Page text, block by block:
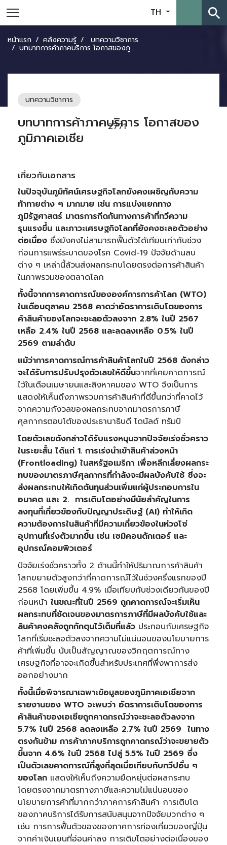
TH search
หน้าแรก คลังความรู้ บทความวิชาการ
บทบาทการค้าภาคบริการ โอกาสของภูมิภาคเอเชีย
บทความวิชาการ
2771
บทบาทการค้าภาคบริการ โอกาสของ
ภูมิภาคเอเชีย
เกี่ยวกับเอกสาร
ในปัจจุบันภูมิทัศน์เศรษฐกิจโลกยังคงเผชิญกับความ
ท้าทายต่าง ๆ มากมาย เช่น การแบ่งแยกทาง
ภูมิรัฐศาสตร์ มาตรการกีดกันทางการค้าที่ทวีความ
รุนแรงขึ้น และภาวะเศรษฐกิจโลกที่ยังคงชะลอตัวอย่าง
ต่อเนื่อง ซึ่งยังคงไม่สามารถฟื้นตัวได้เทียบเท่ากับช่วง
ก่อนการแพร่ระบาดของโรค Covid-19 ปัจจัยด้านลบ
ต่าง ๆ เหล่านี้ล้วนส่งผลกระทบโดยตรงต่อการค้าสินค้า
ในภาพรวมของตลาดโลก
ทั้งนี้จากการคาดการณ์ขององค์การการค้าโลก (WTO)
ในเดือนตุลาคม 2568 คาดว่าอัตราการเติบโตของการ
ค้าสินค้าของโลกจะชะลอตัวลงจาก 2.8% ในปี 2567
เหลือ 2.4% ในปี 2568 และลดลงเหลือ 0.5% ในปี
2569 ตามลำดับ
แม้ว่าการคาดการณ์การค้าสินค้าโลกในปี 2568 ดังกล่าว
จะได้รับการปรับปรุงตัวเลขให้ดีขึ้นจากที่เคยคาดการณ์
ไว้ในเดือนเมษายนและสิงหาคมของ WTO จึงเป็นการ
แสดงให้เห็นถึงภาพรวมการค้าสินค้าที่ดีขึ้นกว่าที่คาดไว้
จากความกังวลของผลกระทบจากมาตรการภาษี
ศุลกากรตอบโต้ของประธานาธิบดี โดนัลด์ ทรัมป์
โดยตัวเลขดังกล่าวได้รับแรงหนุนจากปัจจัยเร่งชั่วคราว
ในระยะสั้น ได้แก่ 1. การเร่งนำเข้าสินค้าล่วงหน้า
(Frontloading) ในสหรัฐอเมริกา เพื่อหลีกเลี่ยงผลกระ
ทบของมาตรภาษีศุลกากรที่กำลังจะมีผลบังคับใช้ ซึ่งจะ
ส่งผลกระทบให้เกิดต้นทุนส่วนเพิ่มแก่ผู้ประกอบการใน
อนาคต และ 2. การเติบโตอย่างมีนัยสำคัญในการ
ลงทุนที่เกี่ยวข้องกับปัญญาประดิษฐ์ (AI) ทำให้เกิด
ความต้องการในสินค้าที่มีความเกี่ยวข้องในห่วงโซ่
อุปทานที่เร่งตัวมากขึ้น เช่น เซมิคอนดักเตอร์ และ
อุปกรณ์คอมพิวเตอร์
ปัจจัยเร่งชั่วคราวทั้ง 2 ด้านนี้ทำให้ปริมาณการค้าสินค้า
โลกขยายตัวสูงกว่าที่คาดการณ์ไว้ในช่วงครึ่งแรกของปี
2568 โดยเพิ่มขึ้น 4.9% เมื่อเทียบกับช่วงเดียวกันของปี
ก่อนหน้า ในขณะที่ในปี 2569 ถูกคาดการณ์จะเริ่มเห็น
ผลกระทบที่ชัดเจนของมาตรการภาษีที่มีผลบังคับใช้และ
สินค้าคงคลังถูกกักตุนไว้เต็มที่แล้ว ประกอบกับเศรษฐกิจ
โลกที่เริ่มชะลอตัวลงจากความไม่แน่นอนของนโยบายการ
ค้าที่เพิ่มขึ้น นับเป็นสัญญาณของวิกฤตการณ์ทาง
เศรษฐกิจที่อาจจะเกิดขึ้นสำหรับประเทศที่พึ่งพาการส่ง
ออกอย่างมาก
ทั้งนี้เมื่อพิจารณาเฉพาะข้อมูลของภูมิภาคเอเชียจาก
รายงานของ WTO จะพบว่า อัตราการเติบโตของการ
ค้าสินค้าของเอเชียถูกคาดกรณ์ว่าจะชะลอตัวลงจาก
5.7% ในปี 2568 ลดลงเหลือ 2.7% ในปี 2569 ในทาง
ตรงกันข้าม การค้าภาคบริการถูกคาดกรณ์ว่าจะขยายตัว
ขึ้นจาก 4.6% ในปี 2568 ไปสู่ 5.5% ในปี 2569 ซึ่ง
เป็นตัวเลขคาดการณ์ที่สูงที่สุดเมื่อเทียบกับทวีปอื่น ๆ
ของโลก แสดงให้เห็นถึงความยืดหยุ่นต่อผลกระทบ
โดยตรงจากมาตรทางภาษีและความไม่แน่นอนของ
นโยบายการค้าที่มากกว่าภาคการค้าสินค้า การเติบโต
ของภาคบริการได้รับการสนับสนุนจากปัจจัยบวกต่าง ๆ
เช่น การการฟื้นตัวของของภาคการท่องเที่ยวของญี่ปุ่น
จากค่าเงินเยนที่อ่อนค่าลง การเติบโตอย่างต่อเนื่องของ